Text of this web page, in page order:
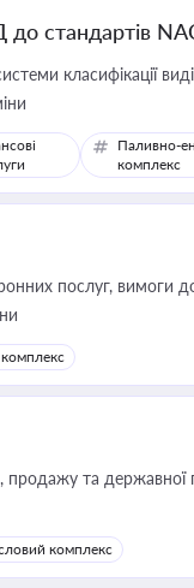
до стандартів
класифікації
Паливно-
комплекс
послуг, вимоги до
та державної
комплекс